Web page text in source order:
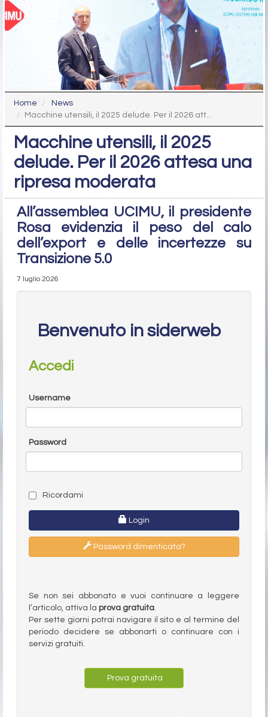
Home
News
Macchine utensili, il 2025 delude. Per il 2026 att...
Macchine utensili, il 2025
delude. Per il 2026 attesa una
ripresa moderata
All’assemblea UCIMU, il presidente
Rosa evidenzia il peso del calo
dell’export e delle incertezze su
Transizione 5.0
7 luglio 2026
Benvenuto in siderweb
Accedi
Username
Password
Ricordami
Login
Password dimenticata?
Se non sei abbonato e vuoi continuare a leggere
l’articolo, attiva la prova gratuita.
Per sette giorni potrai navigare il sito e al termine del
periodo decidere se abbonarti o continuare con i
servizi gratuiti.
Prova gratuita